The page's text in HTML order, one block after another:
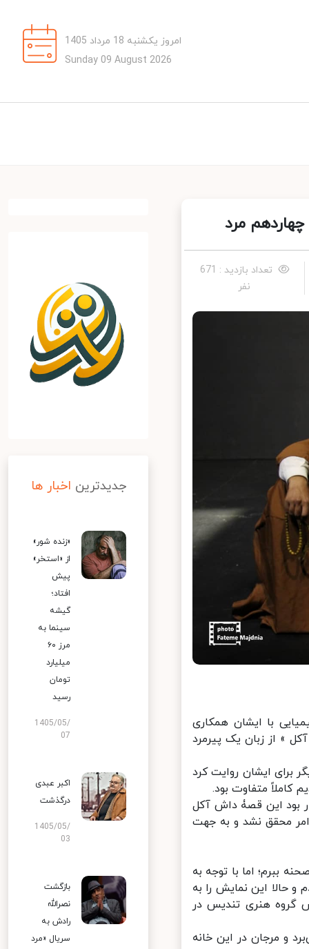
امروز یکشنبه 18 مرداد 1405
Sunday 09 August 2026
مرد
تعداد بازدید : 671
نفر
با ایشان همکاری
» از زبان یک پیرمرد
ایشان روایت کرد
متفاوت بود.
این قصۀ داش آکل
محقق نشد و به جهت
ببرم؛ اما با توجه به
حالا این نمایش را به
گروه هنری تندیس در
و مرجان در این خانه
جدیدترین اخبار ها
«زنده شور»
از «استخر»
پیش
افتاد؛
گیشه
سینما به
مرز ۶۰
میلیارد
تومان
رسید
1405/05/
07
اکبر عبدی
درگذشت
1405/05/
03
بازگشت
نصرالله
رادش به
سریال «مرد